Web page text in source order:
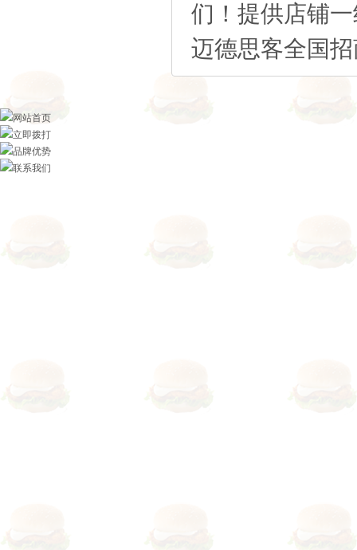
们！提供店铺
迈德思客全国
网站首页
立即拨打
品牌优势
联系我们